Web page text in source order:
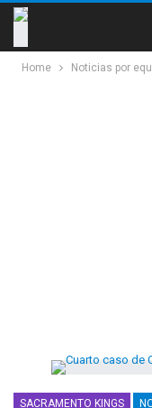
Home Noticias por
SACRAMENTO KINGS